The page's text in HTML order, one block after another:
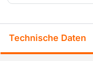
Schutzhülle
Technische Daten